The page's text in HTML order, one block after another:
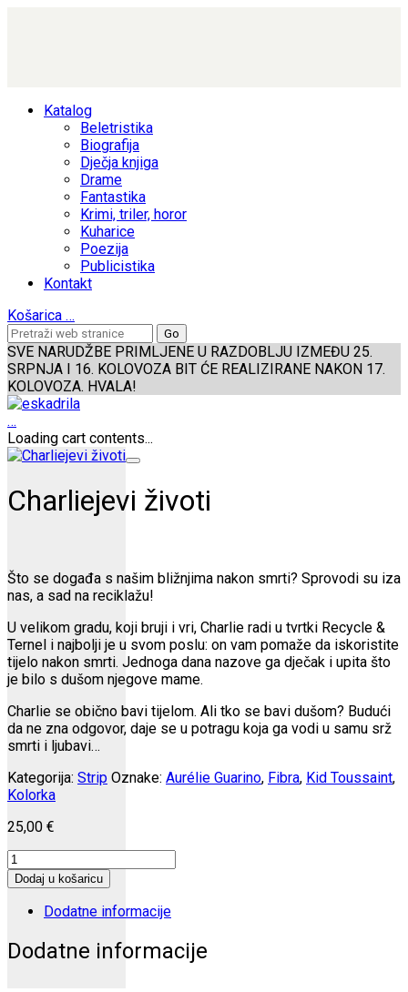
Katalog
Beletristika
Biografija
Dječja knjiga
Drame
Fantastika
Krimi, triler, horor
Kuharice
Poezija
Publicistika
Kontakt
Košarica …
SVE NARUDŽBE PRIMLJENE U RAZDOBLJU IZMEĐU 25.
SRPNJA I 16. KOLOVOZA BIT ĆE REALIZIRANE NAKON 17.
KOLOVOZA. HVALA!
…
Loading cart contents...
Charliejevi životi
Što se događa s našim bližnjima nakon smrti? Sprovodi su iza
nas, a sad na reciklažu!
U velikom gradu, koji bruji i vri, Charlie radi u tvrtki Recycle &
Ternel i najbolji je u svom poslu: on vam pomaže da iskoristite
tijelo nakon smrti. Jednoga dana nazove ga dječak i upita što
je bilo s dušom njegove mame.
Charlie se obično bavi tijelom. Ali tko se bavi dušom? Budući
da ne zna odgovor, daje se u potragu koja ga vodi u samu srž
smrti i ljubavi…
Kategorija: Strip Oznake: Aurélie Guarino, Fibra, Kid Toussaint,
Kolorka
25,00 €
Charliejevi
životi
količina
Dodaj u košaricu
Dodatne informacije
Dodatne informacije